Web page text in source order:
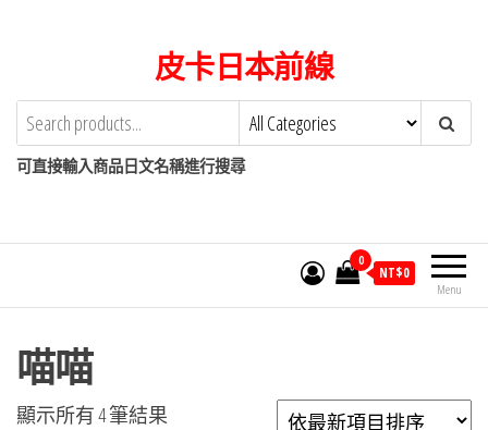
content
皮卡日本前線
可直接輸入商品日文名稱進行搜尋
Menu
0
NT$0
喵喵
顯示所有 4 筆結果